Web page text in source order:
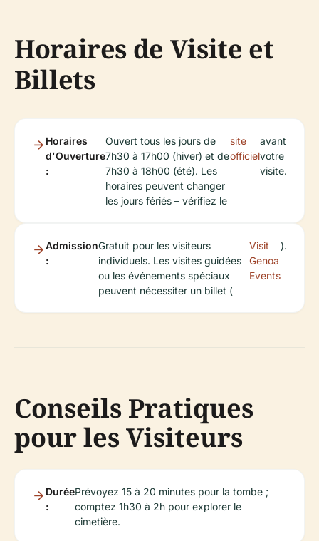
Horaires de Visite et
Billets
Horaires
d'Ouverture
:
Ouvert tous les jours de
7h30 à 17h00 (hiver) et de
7h30 à 18h00 (été). Les
horaires peuvent changer
les jours fériés – vérifiez le
site
officiel
avant
votre
visite.
Admission
:
Gratuit pour les visiteurs
individuels. Les visites guidées
ou les événements spéciaux
peuvent nécessiter un billet (
Visit
Genoa
Events
).
Conseils Pratiques
pour les Visiteurs
Durée
:
Prévoyez 15 à 20 minutes pour la tombe ;
comptez 1h30 à 2h pour explorer le
cimetière.